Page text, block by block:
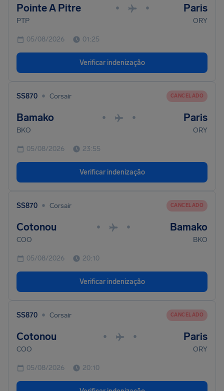
Pointe A Pitre • • Paris
PTP ORY
05/08/2026 01:25
Verificar indenização
SS870 • Corsair CANCELADO
Bamako • • Paris
BKO ORY
05/08/2026 23:55
Verificar indenização
SS870 • Corsair CANCELADO
Cotonou • • Bamako
COO BKO
05/08/2026 20:10
Verificar indenização
SS870 • Corsair CANCELADO
Cotonou • • Paris
COO ORY
05/08/2026 20:10